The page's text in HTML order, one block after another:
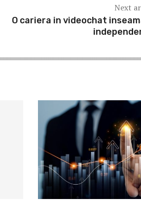
Next
O cariera in videochat